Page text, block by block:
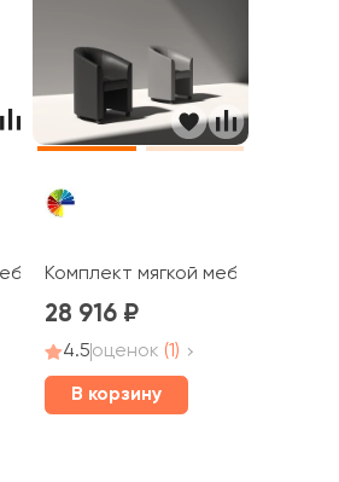
Софти MVK
Комплект мягкой мебели
28 916
4.5оценок (1)
В корзину